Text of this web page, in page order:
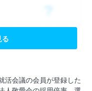
活会議の会員が登録した